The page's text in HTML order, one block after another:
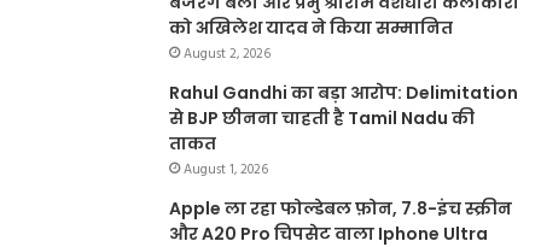
को अखिलेश यादव ने किया सम्मानित
August 2, 2026
Rahul Gandhi का बड़ा आरोप: Delimitation
से BJP छीनना चाहती है Tamil Nadu की
ताकत
August 1, 2026
Apple ला रहा फोल्डेबल फ़ोन, 7.8-इंच स्क्रीन
और A20 Pro चिपसेट वाला Iphone Ultra